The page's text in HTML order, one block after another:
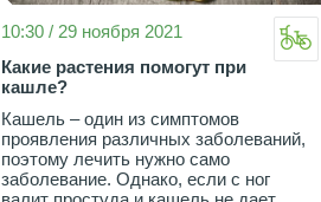
10:30 / 29 ноября 2021
Какие растения помогут при
кашле?
Кашель – один из симптомов
проявления различных заболеваний,
поэтому лечить нужно само
заболевание. Однако, если с ног